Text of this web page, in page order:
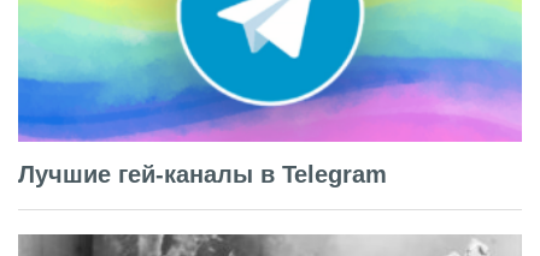
Лучшие гей-каналы в Telegram